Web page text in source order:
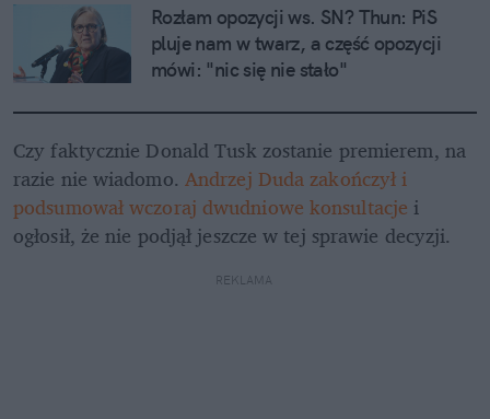
Rozłam opozycji ws. SN? Thun: PiS
pluje nam w twarz, a część opozycji
mówi: "nic się nie stało"
Czy faktycznie Donald Tusk zostanie premierem, na
razie nie wiadomo. Andrzej Duda zakończył i
podsumował wczoraj dwudniowe konsultacje i
ogłosił, że nie podjął jeszcze w tej sprawie decyzji.
REKLAMA